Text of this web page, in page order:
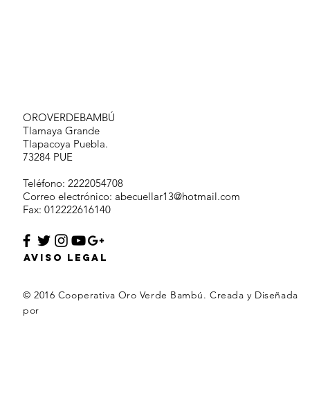
OROVERDEBAMBÚ
Tlamaya Grande
Tlapacoya Puebla.
73284 PUE
Teléfono: 2222054708
Correo electrónico: abecuellar13@hotmail.com
Fax: 012222616140
AVISO LEGAL
© 2016 Cooperativa Oro Verde Bambú. Creada y Diseñada
por